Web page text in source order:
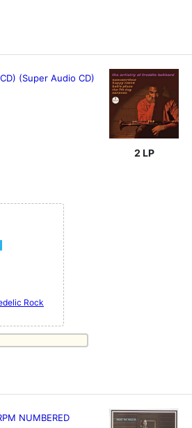
(Super Audio CD)
Rock
2 LP
NUMBERED